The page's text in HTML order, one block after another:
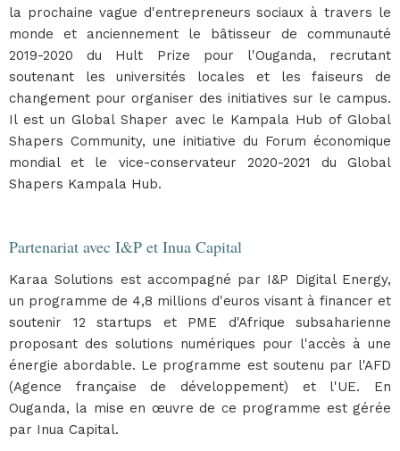
la prochaine vague d'entrepreneurs sociaux à travers le
monde et anciennement le bâtisseur de communauté
2019-2020 du Hult Prize pour l'Ouganda, recrutant
soutenant les universités locales et les faiseurs de
changement pour organiser des initiatives sur le campus.
Il est un Global Shaper avec le Kampala Hub of Global
Shapers Community, une initiative du Forum économique
mondial et le vice-conservateur 2020-2021 du Global
Shapers Kampala Hub.
Partenariat avec I&P et Inua Capital
Karaa Solutions est accompagné par I&P Digital Energy,
un programme de 4,8 millions d'euros visant à financer et
soutenir 12 startups et PME d'Afrique subsaharienne
proposant des solutions numériques pour l'accès à une
énergie abordable. Le programme est soutenu par l'AFD
(Agence française de développement) et l'UE. En
Ouganda, la mise en œuvre de ce programme est gérée
par Inua Capital.